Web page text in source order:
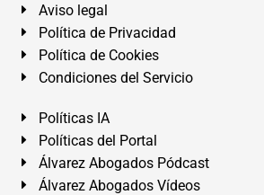
Aviso legal
Política de Privacidad
Política de Cookies
Condiciones del Servicio
Políticas IA
Políticas del Portal
Álvarez Abogados Pódcast
Álvarez Abogados Vídeos